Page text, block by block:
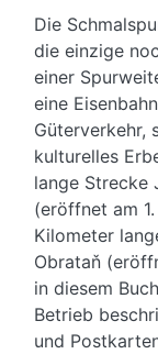
Die
die einzige
einer
eine
Güterverkehr,
kulturelles
lange Strecke
(eröffnet am
Kilometer
Obrataň
in diesem
Betrieb
und